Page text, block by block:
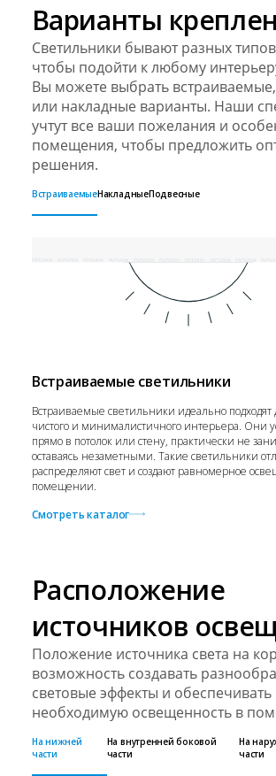
Варианты
Светильники бывают разных
чтобы подойти к любому
Вы можете выбрать
или накладные варианты. Наши
учтут все ваши пожелания и
помещения, чтобы предложить
решения.
ВстраиваемыеНакладныеПодвесные
Встраиваемые светильники
Встраиваемые светильники идеально подходят
чистого и минималистичного интерьера. Они
прямо в потолок или стену, практически не
оставаясь незаметными. Такие светильники
распределяют свет и создают равномерное
помещении.
Смотреть каталог
Расположение
источников
Положение источника света на
возможность создавать
световые эффекты и обеспечивать
необходимую освещенность в
На нижней
части
На внутренней боковой
части
На
части